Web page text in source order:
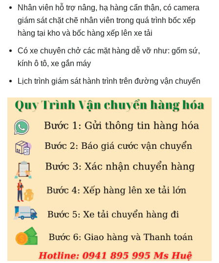
Nhân viên hỗ trợ nâng, hạ hàng cẩn thận, có camera
giám sát chặt chẽ nhân viên trong quá trình bốc xếp
hàng tại kho và bốc hàng xếp lên xe tải
Có xe chuyên chở các mặt hàng dễ vỡ như: gốm sứ,
kính ô tô, xe gắn máy
Lịch trình giám sát hành trình trên đường vận chuyển